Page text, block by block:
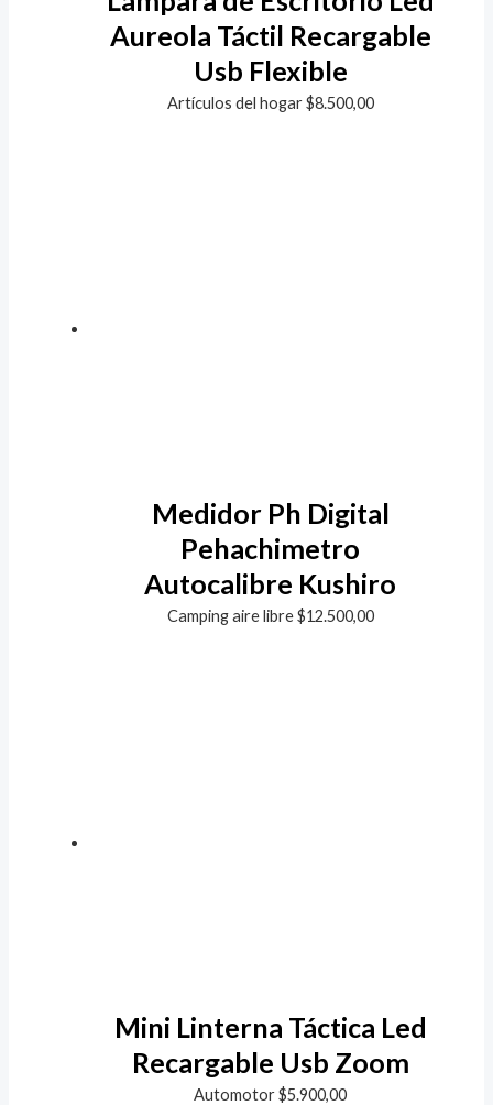
Aureola Táctil Recargable
Usb Flexible
Artículos del hogar$8.500,00
Medidor Ph Digital
Pehachimetro
Autocalibre Kushiro
Camping aire libre$12.500,00
Mini Linterna Táctica Led
Recargable Usb Zoom
Automotor$5.900,00